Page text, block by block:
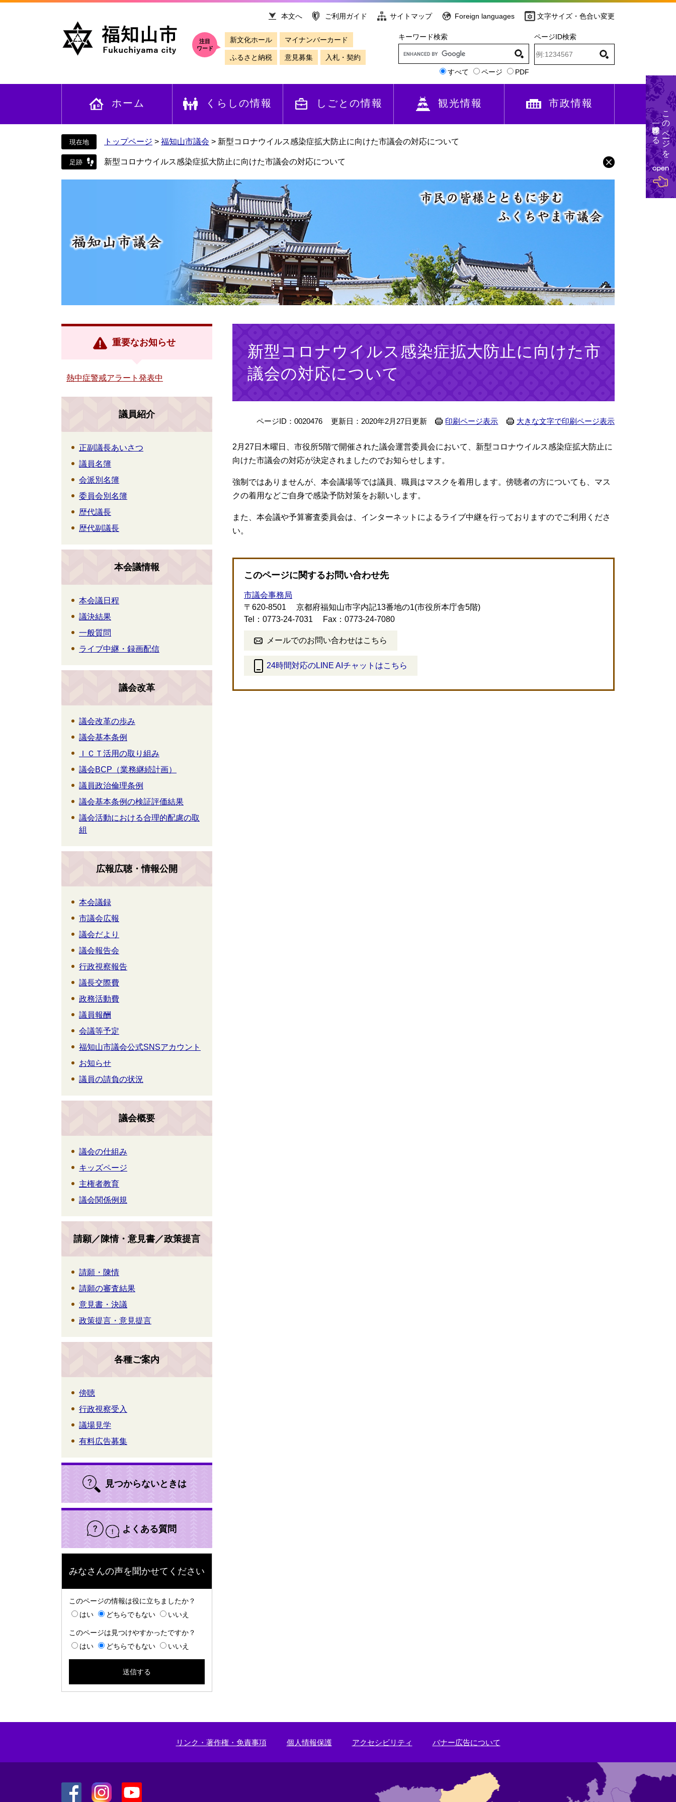
文
本文へ ご利用ガイド サイトマップ Foreign languages 文字サイズ・色合い変更
注目
ワード
新文化ホール マイナンバーカード
ふるさと納税 意見募集 入札・契約
キーワード検索
すべて ページ PDF
ページID検索
ホーム くらしの情報 しごとの情報 観光情報 市政情報
トップページ > 福知山市議会 > 新型コロナウイルス感染症拡大防止に向けた市議会の対応について
新型コロナウイルス感染症拡大防止に向けた市議会の対応について
新型コロナウイルス感染症拡大防止に向けた市
議会の対応について
ページID：0020476 更新日：2020年2月27日更新 印刷ページ表示 大きな文字で印刷ページ表示
2月27日木曜日、市役所5階で開催された議会運営委員会において、新型コロナウイルス感染症拡大防止に
向けた市議会の対応が決定されましたのでお知らせします。
強制ではありませんが、本会議場等では議員、職員はマスクを着用します。傍聴者の方についても、マス
クの着用などご自身で感染予防対策をお願いします。
また、本会議や予算審査委員会は、インターネットによるライブ中継を行っておりますのでご利用くださ
い。
このページに関するお問い合わせ先
市議会事務局
〒620-8501
京都府福知山市字内記13番地の1(市役所本庁舎5階)
Tel：0773-24-7031
Fax：0773-24-7080
メールでのお問い合わせはこちら
24時間対応のLINE AIチャットはこちら
外
重要なお知らせ
熱中症警戒アラート発表中
議員紹介
正副議長あいさつ
議員名簿
会派別名簿
委員会別名簿
歴代議長
歴代副議長
本会議情報
本会議日程
議決結果
一般質問
ライブ中継・録画配信
議会改革
議会改革の歩み
議会基本条例
ＩＣＴ活用の取り組み
議会BCP（業務継続計画）
議員政治倫理条例
議会基本条例の検証評価結果
議会活動における合理的配慮の取
組
広報広聴・情報公開
本会議録
市議会広報
議会だより
議会報告会
行政視察報告
議長交際費
政務活動費
議員報酬
会議等予定
福知山市議会公式SNSアカウント
お知らせ
議員の請負の状況
議会概要
議会の仕組み
キッズページ
主権者教育
議会関係例規
請願／陳情・意見書／政策提言
請願・陳情
請願の審査結果
意見書・決議
政策提言・意見提言
各種ご案内
傍聴
行政視察受入
議場見学
有料広告募集
見つからないときは
よくある質問
みなさんの声を聞かせてください
このページの情報は役に立ちましたか？
はい
どちらでもない いいえ
このページは見つけやすかったですか？
はい
どちらでもない いいえ
リンク・著作権・免責事項 個人情報保護 アクセシビリティ バナー広告について
このページを
一時保存する